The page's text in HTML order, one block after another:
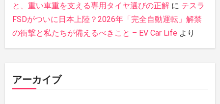
と、重い車重を支える専用タイヤ選びの正解に テスラ
FSDがついに日本上陸？2026年「完全自動運転」解禁
の衝撃と私たちが備えるべきこと – EV Car Life より
アーカイブ